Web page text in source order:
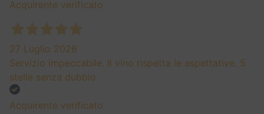
Acquirente verificato
27 Luglio 2026
Servizio impeccabile. Il vino rispetta le aspettative. 5
stelle senza dubbio
Acquirente verificato